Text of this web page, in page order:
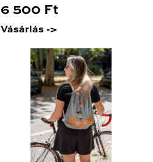
6 500 Ft
Vásárlás ->